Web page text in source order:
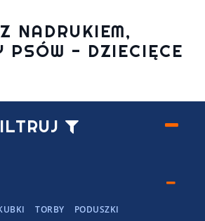
NADRUKIEM,
PSÓW - DZIECIĘCE
TORBY PODUSZKI